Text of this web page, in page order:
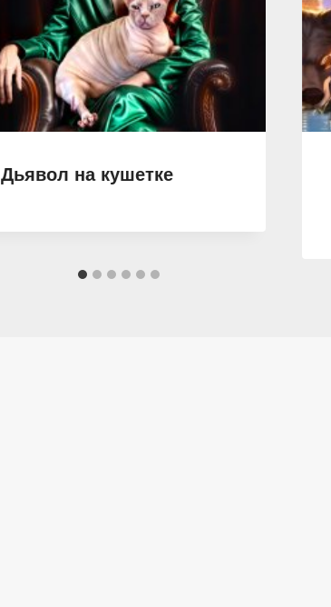
Дьявол на кушетке